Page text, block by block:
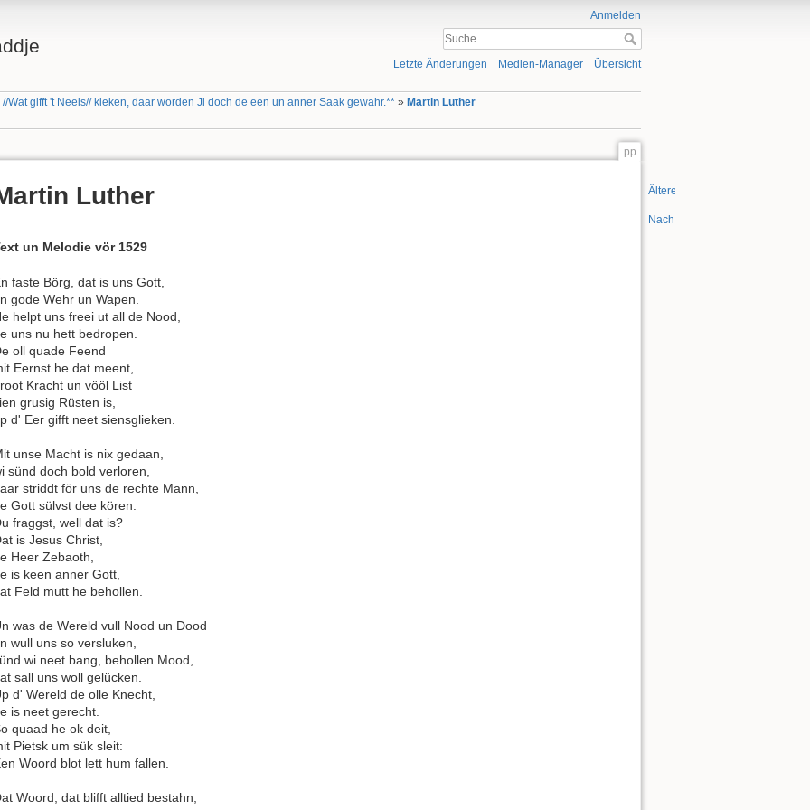
Anmelden
Letzte Änderungen Medien-Manager Übersicht
Wat gifft 't Neeis// kieken, daar worden Ji doch de een un anner Saak gewahr.** »Martin Luther
pp
Luther
un Melodie vör 1529
faste Börg, dat is uns Gott,
gode Wehr un Wapen.
helpt uns freei ut all de Nood,
uns nu hett bedropen.
oll quade Feend
Eernst he dat meent,
Kracht un vööl List
grusig Rüsten is,
d' Eer gifft neet siensglieken.
unse Macht is nix gedaan,
sünd doch bold verloren,
striddt för uns de rechte Mann,
Gott sülvst dee kören.
fraggst, well dat is?
is Jesus Christ,
Heer Zebaoth,
is keen anner Gott,
Feld mutt he behollen.
was de Wereld vull Nood un Dood
wull uns so versluken,
wi neet bang, behollen Mood,
sall uns woll gelücken.
d' Wereld de olle Knecht,
is neet gerecht.
quaad he ok deit,
Pietsk um sük sleit:
Woord blot lett hum fallen.
Woord, dat blifft alltied bestahn,
Ältere Versionen
Nach oben